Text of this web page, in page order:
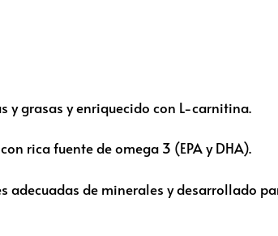
y grasas y enriquecido con L-carnitina.
rica fuente de omega 3 (EPA y DHA).
adecuadas de minerales y desarrollado